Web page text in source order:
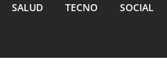
SALUD TECNO SOCIAL